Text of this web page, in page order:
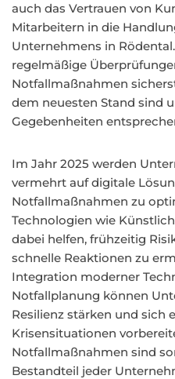
auch das Vertrauen von
Mitarbeitern in die
Unternehmens in
regelmäßige
Notfallmaßnahmen
dem neuesten Stand sind
Gegebenheiten
Im Jahr 2025 werden
vermehrt auf digitale
Notfallmaßnahmen zu
Technologien wie
dabei helfen, frühzeitig
schnelle Reaktionen zu
Integration moderner
Notfallplanung können
Resilienz stärken und sich
Krisensituationen
Notfallmaßnahmen sind
Bestandteil jeder